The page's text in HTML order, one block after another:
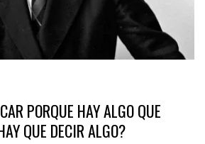
PORQUE HAY ALGO QUE
QUE DECIR ALGO?